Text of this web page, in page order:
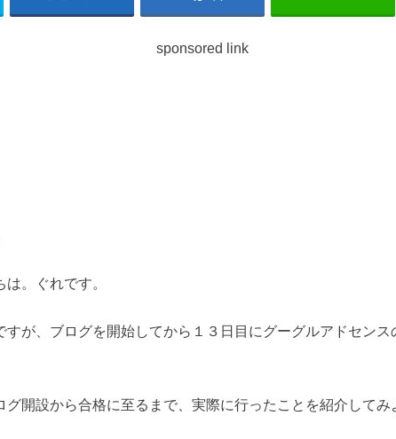
sponsored link
。ぐれです。
すが、ブログを開始してから１３日目にグーグルアドセンス
グ開設から合格に至るまで、実際に行ったことを紹介してみ